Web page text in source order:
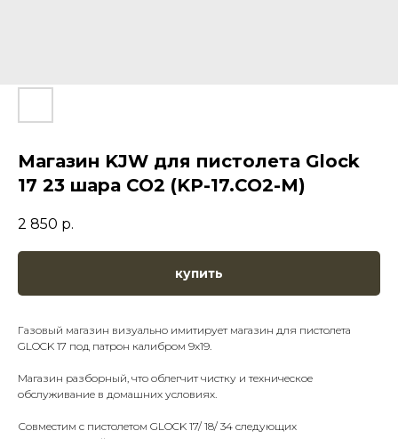
Магазин KJW для пистолета Glock
17 23 шара CO2 (KP-17.CO2-M)
2 850 р.
купить
Газовый магазин визуально имитирует магазин для пистолета
GLOCK 17 под патрон калибром 9x19.
Магазин разборный, что облегчит чистку и техническое
обслуживание в домашних условиях.
Совместим с пистолетом GLOCK 17/ 18/ 34 следующих